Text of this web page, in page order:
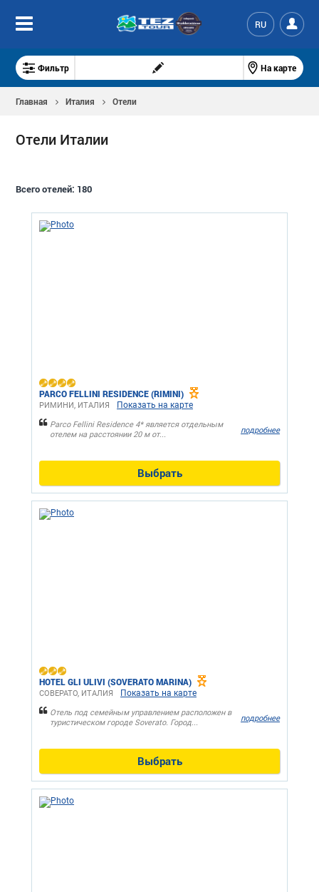
RU
Фильтр На карте
Главная Италия Отели
Отели Италии
Всего отелей: 180
PARCO FELLINI RESIDENCE (RIMINI)
РИМИНИ, ИТАЛИЯ Показать на карте
Parco Fellini Residence 4* является отдельным
отелем на расстоянии 20 м от...
подробнее
Выбрать
HOTEL GLI ULIVI (SOVERATO MARINA)
СОВЕРАТО, ИТАЛИЯ Показать на карте
Отель под семейным управлением расположен в
туристическом городе Soverato. Город...
подробнее
Выбрать